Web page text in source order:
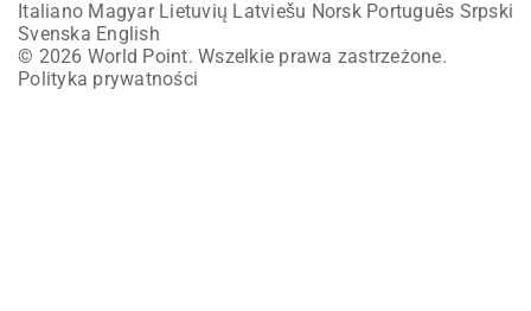
Italiano Magyar Lietuvių Latviešu Norsk Português Srpski
Svenska English
© 2026 World Point. Wszelkie prawa zastrzeżone.
Polityka prywatności